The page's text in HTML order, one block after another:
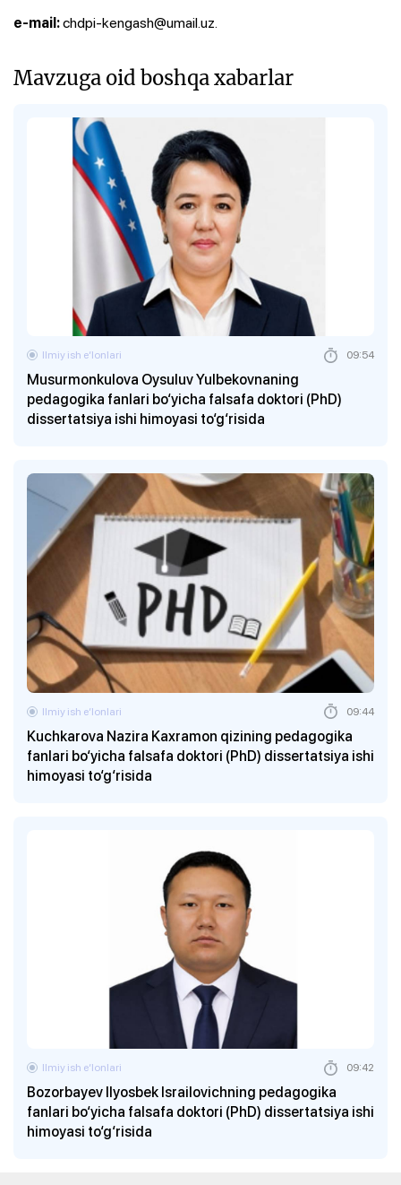
​e-mail:chdpi-kengash@umail.uz.
Mavzuga oid boshqa xabarlar
Musurmonkulova Oysuluv Yulbekovnaning
pedagogika fanlari bo‘yicha falsafa doktori (PhD)
dissertatsiya ishi himoyasi to‘g‘risida
Ilmiy ish eʼlonlari 09:54
Kuchkarova Nazira Kaxramon qizining pedagogika
fanlari bo‘yicha falsafa doktori (PhD) dissertatsiya ishi
himoyasi to‘g‘risida
Ilmiy ish eʼlonlari 09:44
Bozorbayev Ilyosbek Israilovichning pedagogika
fanlari bo‘yicha falsafa doktori (PhD) dissertatsiya ishi
himoyasi to‘g‘risida
Ilmiy ish eʼlonlari 09:42